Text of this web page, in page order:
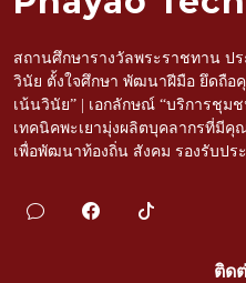
สถานศึกษารางวัลพระราชทาน ป
วินัย ตั้งใจศึกษา พัฒนาฝีมือ ยึดถือ
เน้นวินัย” | เอกลักษณ์ “บริการชุม
เทคนิคพะเยามุ่งผลิตบุคลากรที่มี
เพื่อพัฒนาท้องถิ่น สังคม รองรับปร
ติด